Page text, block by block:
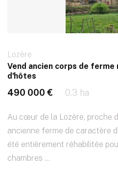
Lozère
Vend ancien corps de
d'hôtes
490 000 € 0.3 ha
Au cœur de la Lozère, proche
ancienne ferme de caractère
été entièrement réhabilitée
chambres ...